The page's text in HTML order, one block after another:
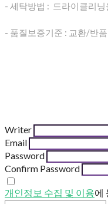
- 세탁방법 : 드라이클리닝
- 품질보증기준 : 교환/반
Writer
Email
Password
Confirm Password
개인정보 수집 및 이용에